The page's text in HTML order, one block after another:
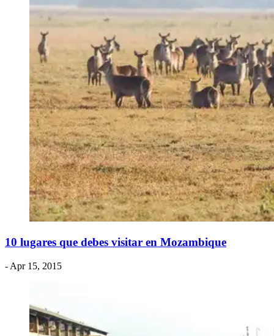
​10 lugares que debes visitar en Mozambique
- Apr 15, 2015